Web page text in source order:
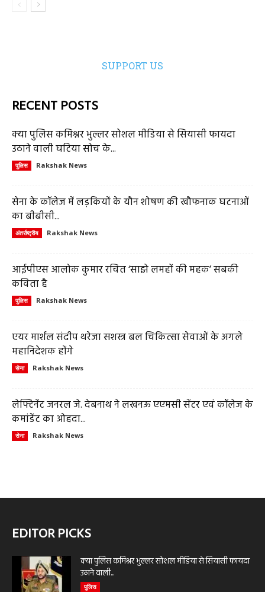
SUPPORT US
RECENT POSTS
क्या पुलिस कमिश्नर भुल्लर सोशल मीडिया से सियासी फायदा
उठाने वाली घटिया सोच के...
पुलिस Rakshak News
सेना के कॉलेज में लड़कियों के यौन शोषण की खौफनाक घटनाओं
का बीबीसी...
अंतर्राष्ट्रीय Rakshak News
आईपीएस आलोक कुमार रचित ‘साझे लमहों की महक’ सबकी
कविता है
पुलिस Rakshak News
एयर मार्शल संदीप थरेजा सशस्त्र बल चिकित्सा सेवाओं के अगले
महानिदेशक होंगे
सेना Rakshak News
लेफ्टिनेंट जनरल जे. देबनाथ ने लखनऊ एएमसी सेंटर एवं कॉलेज के
कमांडेंट का ओहदा...
सेना Rakshak News
EDITOR PICKS
क्या पुलिस कमिश्नर भुल्लर सोशल मीडिया से सियासी फायदा
उठाने वाली...
पुलिस